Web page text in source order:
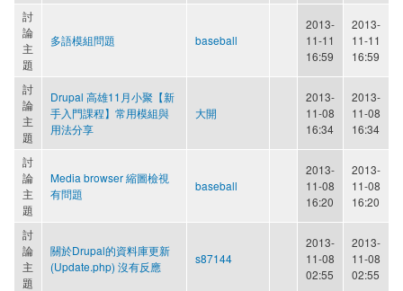
討
論
主
題
多語模組問題 baseball
2013-
11-11
16:59
2013-
11-11
16:59
討
論
主
題
Drupal 高雄11月小聚【新
手入門課程】常用模組與
用法分享
大開
2013-
11-08
16:34
2013-
11-08
16:34
討
論
主
題
Media browser 縮圖檢視
有問題
baseball
2013-
11-08
16:20
2013-
11-08
16:20
討
論
主
題
關於Drupal的資料庫更新
(Update.php) 沒有反應
s87144
2013-
11-08
02:55
2013-
11-08
02:55